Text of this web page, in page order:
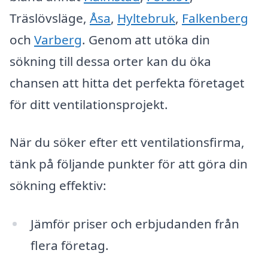
Träslövsläge, Åsa, Hyltebruk, Falkenberg
och Varberg. Genom att utöka din
sökning till dessa orter kan du öka
chansen att hitta det perfekta företaget
för ditt ventilationsprojekt.
När du söker efter ett ventilationsfirma,
tänk på följande punkter för att göra din
sökning effektiv:
Jämför priser och erbjudanden från
flera företag.